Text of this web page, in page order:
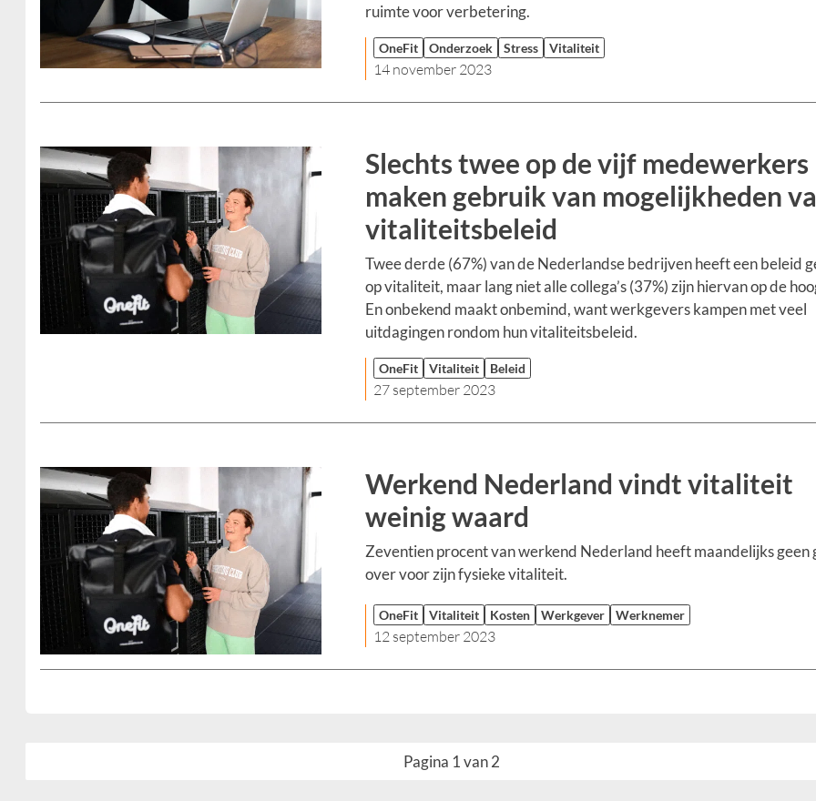
ruimte voor verbetering.
OneFit Onderzoek Stress Vitaliteit
14 november 2023
Slechts twee op de vijf medewerkers
maken gebruik van mogelijkheden
vitaliteitsbeleid
Twee derde (67%) van de Nederlandse bedrijven heeft een beleid
op vitaliteit, maar lang niet alle collega’s (37%) zijn hiervan op de
En onbekend maakt onbemind, want werkgevers kampen met veel
uitdagingen rondom hun vitaliteitsbeleid.
OneFit Vitaliteit Beleid
27 september 2023
Werkend Nederland vindt vitaliteit
weinig waard
Zeventien procent van werkend Nederland heeft maandelijks geen
over voor zijn fysieke vitaliteit.
OneFit Vitaliteit Kosten Werkgever Werknemer
12 september 2023
Pagina 1 van 2